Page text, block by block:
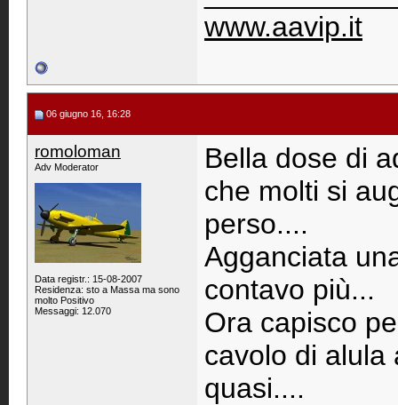
www.aavip.it
06 giugno 16, 16:28
romoloman
Adv Moderator
Data registr.: 15-08-2007
Residenza: sto a Massa ma sono
molto Positivo
Messaggi: 12.070
Bella dose di
che molti si
perso....
Agganciata
contavo più...
Ora capisco
cavolo di alula
quasi....